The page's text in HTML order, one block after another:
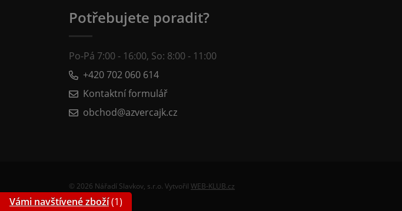
Potřebujete poradit?
Po-Pá 7:00 - 16:00, So: 8:00 - 11:00
+420 702 060 614
Kontaktní formulář
obchod@azvercajk.cz
© 2026 Nářadí Slavkov, s.r.o. Vytvořil WEB-KLUB.cz
Vámi navštívené zboží(1)